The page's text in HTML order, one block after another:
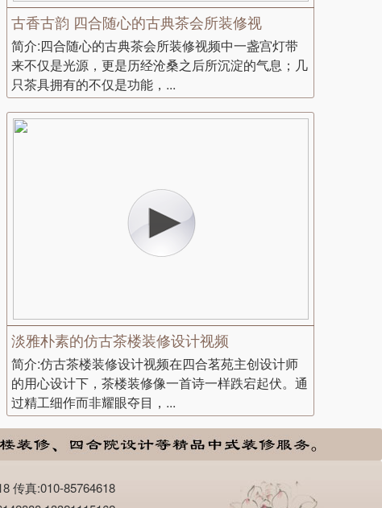
古香古韵 四合随心的古典茶会所装修视
简介:四合随心的古典茶会所装修视频中一盏宫灯带
来不仅是光源，更是历经沧桑之后所沉淀的气息；几
只茶具拥有的不仅是功能，...
淡雅朴素的仿古茶楼装修设计视频
简介:仿古茶楼装修设计视频在四合茗苑主创设计师
的用心设计下，茶楼装修像一首诗一样跌宕起伏。通
过精工细作而非耀眼夺目，...
传真:010-85764618